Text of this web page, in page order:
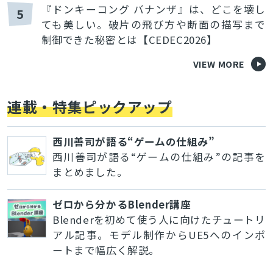
5
『ドンキーコング バナンザ』は、どこを壊し
ても美しい。破片の飛び方や断面の描写まで
制御できた秘密とは【CEDEC2026】
VIEW MORE
連載・特集ピックアップ
西川善司が語る“ゲームの仕組み”
西川善司が語る“ゲームの仕組み”の記事を
まとめました。
ゼロから分かるBlender講座
Blenderを初めて使う人に向けたチュートリ
アル記事。モデル制作からUE5へのインポ
ートまで幅広く解説。